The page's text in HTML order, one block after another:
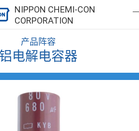
NIPPON CHEMI-CON
CORPORATION
产品阵容
铝电解电容器